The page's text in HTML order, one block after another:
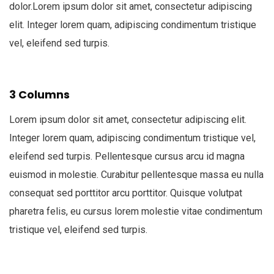
dolor.Lorem ipsum dolor sit amet, consectetur adipiscing
elit. Integer lorem quam, adipiscing condimentum tristique
vel, eleifend sed turpis.
3 Columns
Lorem ipsum dolor sit amet, consectetur adipiscing elit.
Integer lorem quam, adipiscing condimentum tristique vel,
eleifend sed turpis. Pellentesque cursus arcu id magna
euismod in molestie. Curabitur pellentesque massa eu nulla
consequat sed porttitor arcu porttitor. Quisque volutpat
pharetra felis, eu cursus lorem molestie vitae condimentum
tristique vel, eleifend sed turpis.